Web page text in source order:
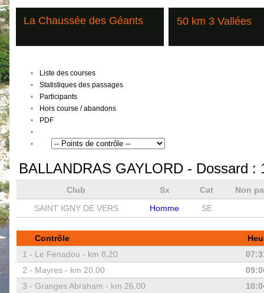
La Chaussée des Géants 50 km 3 Vallées
Liste des courses
Statistiques des passages
Participants
Hors course / abandons
PDF
BALLANDRAS GAYLORD- Dossard :
Club Sx Cat
Non
SAINT IGNY DE VERS
Homme SE
Contrôle
1 - Le Fenadou - km 8,20
2 - Mayres - km 20,00
3 - Granges Abraham - km 26,00